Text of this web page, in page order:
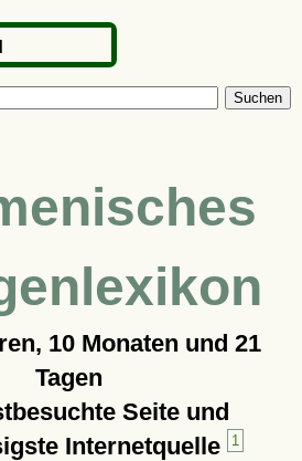
Suchen
10 Monaten und 21
Tagen
Seite und
Internetquelle
1